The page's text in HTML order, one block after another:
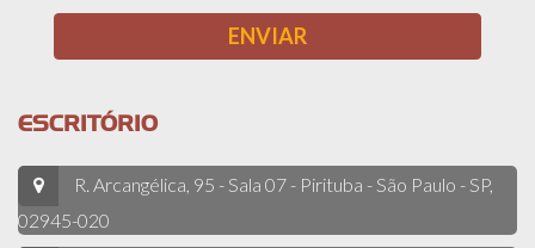
ESCRITÓRIO
R. Arcangélica, 95 - Sala 07 - Pirituba - São Paulo - SP,
02945-020